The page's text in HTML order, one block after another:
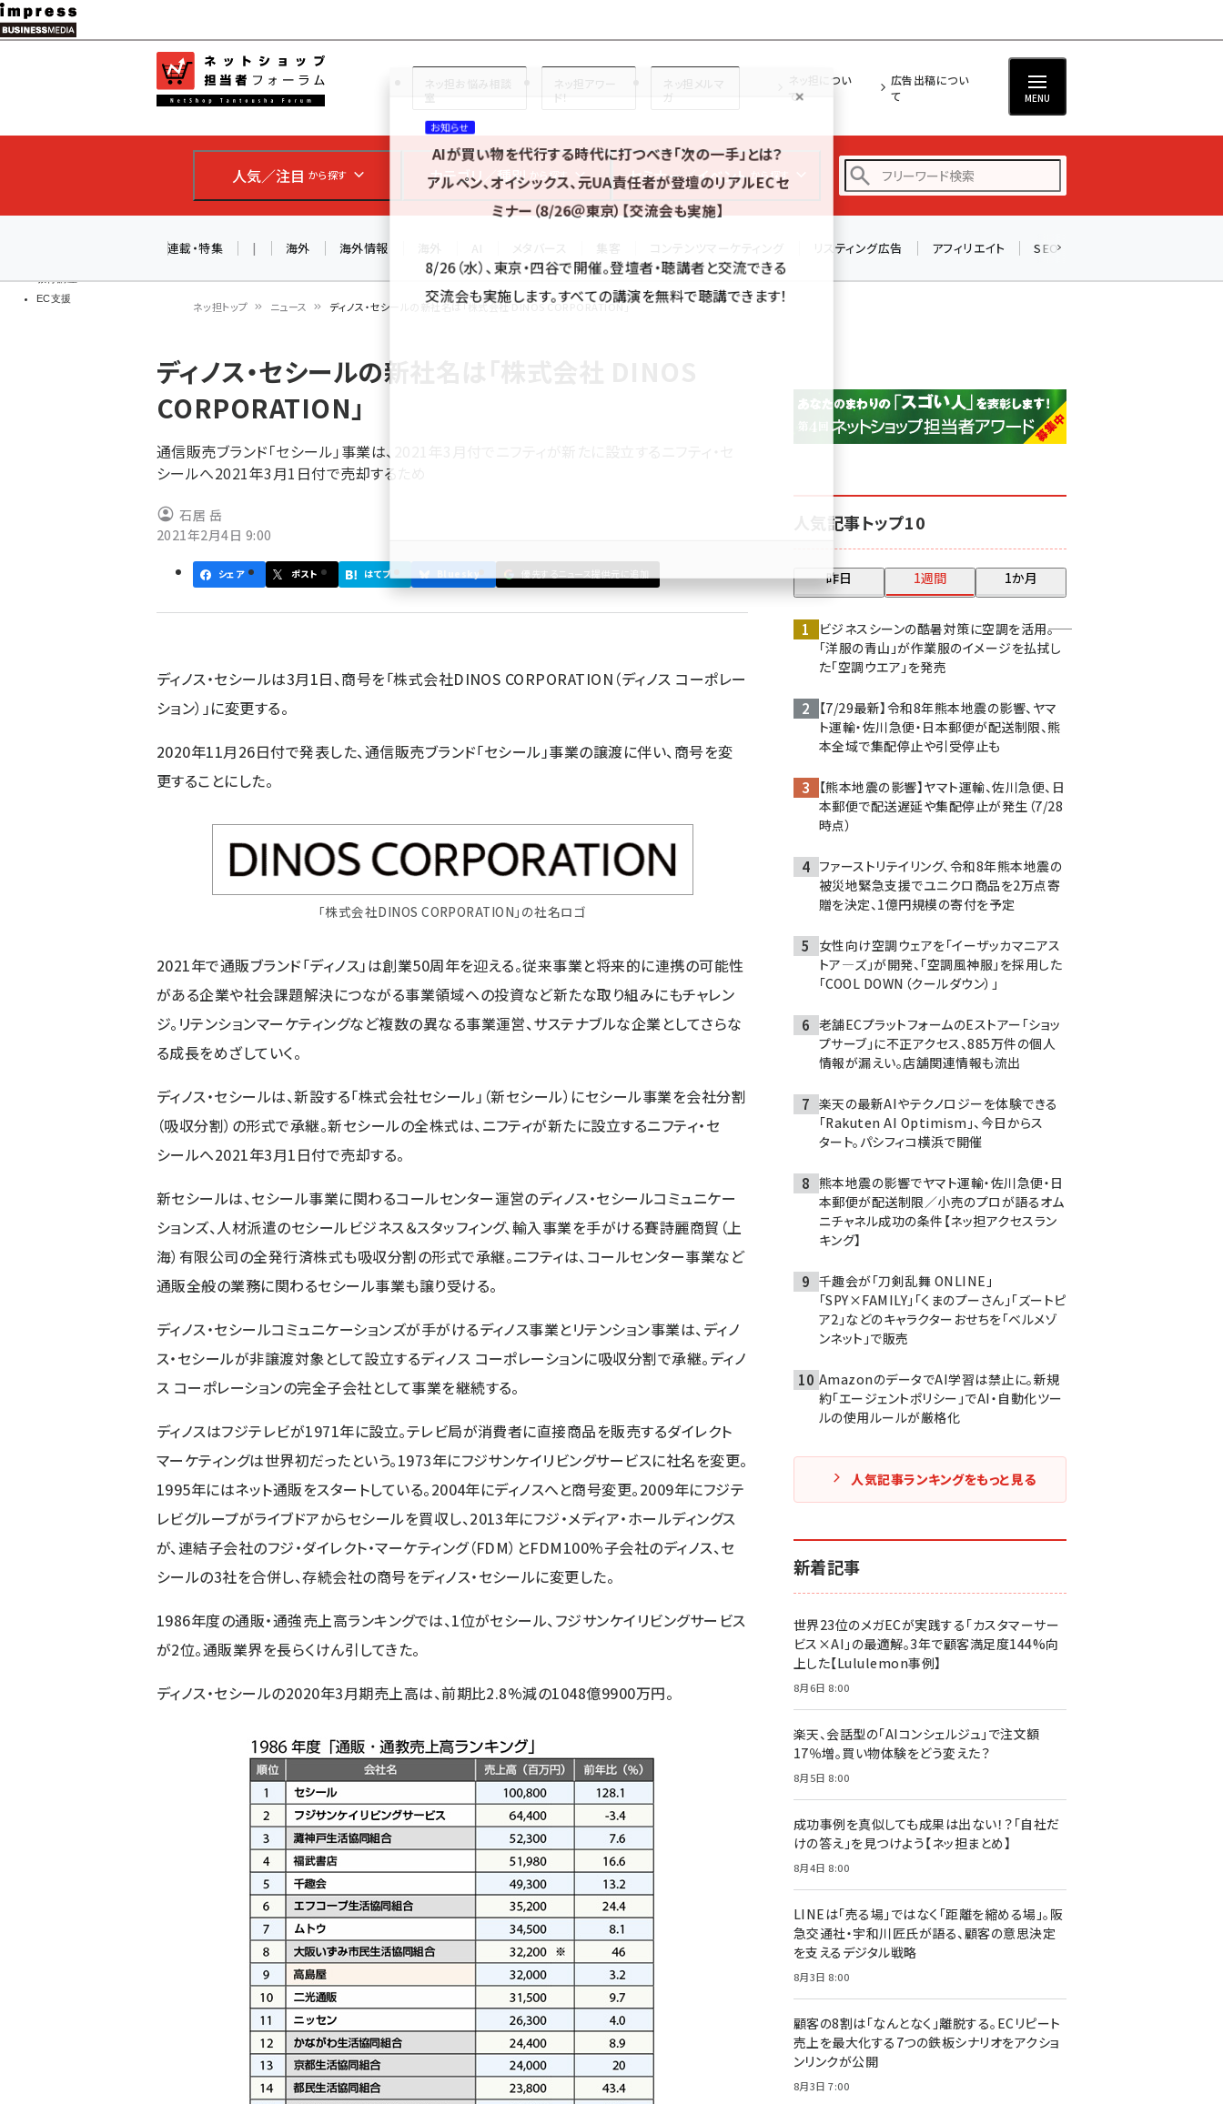
メ
イ
ン
ツ
移
教育講座
EC支援
ネットショップ担当者フォーラム
室
ド！
ガ
ネッ担につい
て
広告出稿につい
て
MENU
人気／注目 から探す カテゴリ／種別 から探す セミナー／イベント から探す
アスクル (1118)
base (1071)
連載・特集 | 海外 海外情報 リスティング広告 アフィリエイト SEO
ン
く
ず
ネッ担トップ ニュース ディノス・セシールの新社名は「株式会社 DINOS CORPORATION」
ディノス・セシールの新社名は「株式会社 DINOS
CORPORATION」
通信販売ブランド「セシール」事業は、2021年3月付でニフティが新たに設立するニフティ・セ
シールへ2021年3月1日付で売却するため
石居 岳
2021年2月4日 9:00
シェア ポスト はてブ Bluesky 優先するニュース提供元に追加
ディノス・セシールは3月1日、商号を「株式会社DINOS CORPORATION（ディノス コーポレー
ション）」に変更する。
2020年11月26日付で発表した、通信販売ブランド「セシール」事業の譲渡に伴い、商号を変
更することにした。
「株式会社DINOS CORPORATION」の社名ロゴ
2021年で通販ブランド「ディノス」は創業50周年を迎える。従来事業と将来的に連携の可能性
がある企業や社会課題解決につながる事業領域への投資など新たな取り組みにもチャレン
ジ。リテンションマーケティングなど複数の異なる事業運営、サステナブルな企業としてさらな
る成長をめざしていく。
ディノス・セシールは、新設する「株式会社セシール」（新セシール）にセシール事業を会社分割
（吸収分割）の形式で承継。新セシールの全株式は、ニフティが新たに設立するニフティ・セ
シールへ2021年3月1日付で売却する。
新セシールは、セシール事業に関わるコールセンター運営のディノス・セシールコミュニケー
ションズ、人材派遣のセシールビジネス＆スタッフィング、輸入事業を手がける賽詩麗商貿（上
海）有限公司の全発行済株式も吸収分割の形式で承継。ニフティは、コールセンター事業など
通販全般の業務に関わるセシール事業も譲り受ける。
ディノス・セシールコミュニケーションズが手がけるディノス事業とリテンション事業は、ディノ
ス・セシールが非譲渡対象として設立するディノス コーポレーションに吸収分割で承継。ディノ
ス コーポレーションの完全子会社として事業を継続する。
ディノスはフジテレビが1971年に設立。テレビ局が消費者に直接商品を販売するダイレクト
マーケティングは世界初だったという。1973年にフジサンケイリビングサービスに社名を変更。
1995年にはネット通販をスタートしている。2004年にディノスへと商号変更。2009年にフジテ
レビグループがライブドアからセシールを買収し、2013年にフジ・メディア・ホールディングス
が、連結子会社のフジ・ダイレクト・マーケティング（FDM）とFDM100%子会社のディノス、セ
シールの3社を合併し、存続会社の商号をディノス・セシールに変更した。
1986年度の通販・通強売上高ランキングでは、1位がセシール、フジサンケイリビングサービス
が2位。通販業界を長らくけん引してきた。
ディノス・セシールの2020年3月期売上高は、前期比2.8%減の1048億9900万円。
人気記事トップ10
昨日 1週間 1か月
ビジネスシーンの酷暑対策に空調を活用――。
「洋服の青山」が作業服のイメージを払拭し
た「空調ウエア」を発売
【7/29最新】令和8年熊本地震の影響、ヤマ
ト運輸・佐川急便・日本郵便が配送制限、熊
本全域で集配停止や引受停止も
【熊本地震の影響】ヤマト運輸、佐川急便、日
本郵便で配送遅延や集配停止が発生（7/28
時点）
ファーストリテイリング、令和8年熊本地震の
被災地緊急支援でユニクロ商品を2万点寄
贈を決定、1億円規模の寄付を予定
女性向け空調ウェアを「イーザッカマニアス
トア―ズ」が開発、「空調風神服」を採用した
「COOL DOWN（クールダウン）」
老舗ECプラットフォームのEストアー「ショッ
プサーブ」に不正アクセス、885万件の個人
情報が漏えい。店舗関連情報も流出
楽天の最新AIやテクノロジーを体験できる
「Rakuten AI Optimism」、今日からス
タート。パシフィコ横浜で開催
熊本地震の影響でヤマト運輸・佐川急便・日
本郵便が配送制限／小売のプロが語るオム
ニチャネル成功の条件【ネッ担アクセスラン
キング】
千趣会が「刀剣乱舞 ONLINE」
「SPY×FAMILY」「くまのプーさん」「ズートピ
ア2」などのキャラクターおせちを「ベルメゾ
ンネット」で販売
AmazonのデータでAI学習は禁止に。新規
約「エージェントポリシー」でAI・自動化ツー
ルの使用ルールが厳格化
人気記事ランキングをもっと見る
新着記事
世界23位のメガECが実践する「カスタマーサー
ビス×AI」の最適解。3年で顧客満足度144%向
上した【Lululemon事例】
8月6日 8:00
楽天、会話型の「AIコンシェルジュ」で注文額
17％増。買い物体験をどう変えた？
8月5日 8:00
成功事例を真似しても成果は出ない！？「自社だ
けの答え」を見つけよう【ネッ担まとめ】
8月4日 8:00
LINEは「売る場」ではなく「距離を縮める場」。阪
急交通社・宇和川匠氏が語る、顧客の意思決定
を支えるデジタル戦略
8月3日 8:00
顧客の8割は「なんとなく」離脱する。ECリピート
売上を最大化する7つの鉄板シナリオをアクショ
ンリンクが公開
8月3日 7:00
お知らせ
AIが買い物を代行する時代に打つべき「次の一手」とは？
アルペン、オイシックス、元UA責任者が登壇のリアルECセ
ミナー（8/26＠東京）【交流会も実施】
8/26（水）、東京・四谷で開催。登壇者・聴講者と交流できる
交流会も実施します。すべての講演を無料で聴講できます！